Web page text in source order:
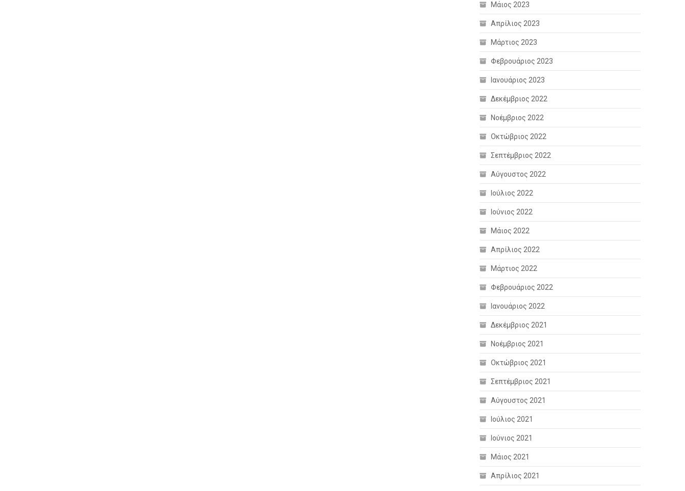
Μάιος 2023
Απρίλιος 2023
Μάρτιος 2023
Φεβρουάριος 2023
Ιανουάριος 2023
Δεκέμβριος 2022
Νοέμβριος 2022
Οκτώβριος 2022
Σεπτέμβριος 2022
Αύγουστος 2022
Ιούλιος 2022
Ιούνιος 2022
Μάιος 2022
Απρίλιος 2022
Μάρτιος 2022
Φεβρουάριος 2022
Ιανουάριος 2022
Δεκέμβριος 2021
Νοέμβριος 2021
Οκτώβριος 2021
Σεπτέμβριος 2021
Αύγουστος 2021
Ιούλιος 2021
Ιούνιος 2021
Μάιος 2021
Απρίλιος 2021